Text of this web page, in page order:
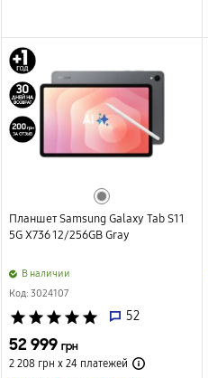
Планшет Samsung Galaxy Tab S11
5G X736 12/256GB Gray
B наличии
Код: 3024107
star star star star star 52
52 999 грн
2 208 грн х 24 платежей